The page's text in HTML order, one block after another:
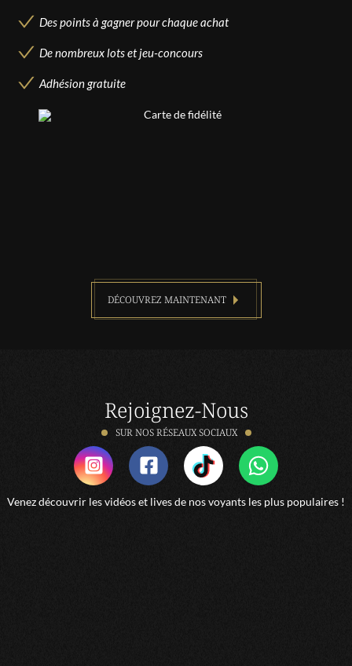
Des points à gagner pour chaque achat
De nombreux lots et jeu-concours
Adhésion gratuite
DÉCOUVREZ MAINTENANT
Rejoignez-Nous
SUR NOS RÉSEAUX SOCIAUX
Venez découvrir les vidéos et lives de nos voyants les plus populaires !